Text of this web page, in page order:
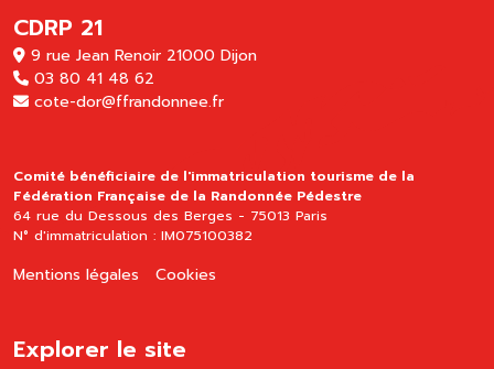
CDRP 21
9 rue Jean Renoir 21000 Dijon
03 80 41 48 62
cote-dor@ffrandonnee.fr
Comité bénéficiaire de l'immatriculation tourisme de la
Fédération Française de la Randonnée Pédestre
64 rue du Dessous des Berges - 75013 Paris
N° d'immatriculation : IM075100382
Mentions légales Cookies
Explorer le site